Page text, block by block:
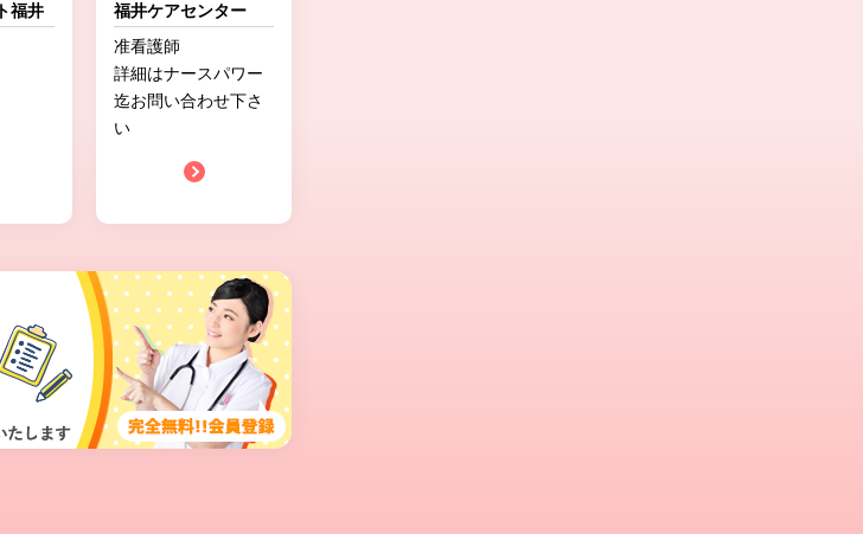
福井
福井ケアセンター
准看護師
詳細はナースパワー
迄お問い合わせ下さ
い